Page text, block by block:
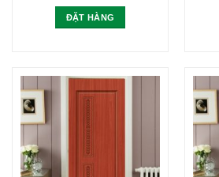
ĐẶT HÀNG